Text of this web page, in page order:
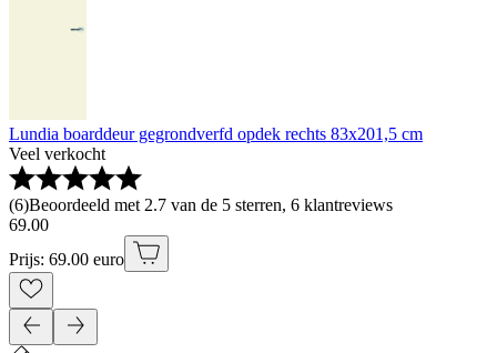
Lundia boarddeur gegrondverfd opdek rechts 83x201,5 cm
Veel verkocht
(6)Beoordeeld met 2.7 van de 5 sterren, 6 klantreviews
69.00
Prijs: 69.00 euro